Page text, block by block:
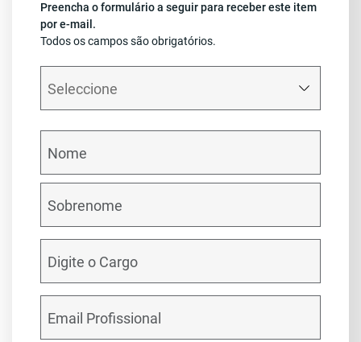
Preencha o formulário a seguir para receber este item
por e-mail.
Todos os campos são obrigatórios.